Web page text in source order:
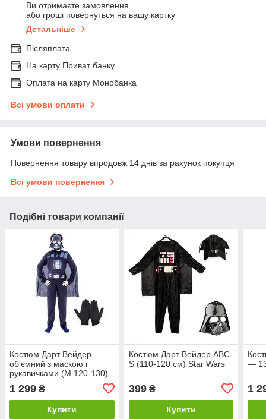
Ви отримаєте замовлення
або гроші повернуться на вашу картку
Детальніше
Післяплата
На карту Приват банку
Оплата на карту Монобанка
Всі умови оплати
Умови повернення
Повернення товару впродовж 14 днів за рахунок покупця
Всі умови повернення
Подібні товари компанії
Костюм Дарт Вейдер
об'ємний з маскою і
рукавичками (М 120-130)
1 299 ₴
Купити
Костюм Дарт Вейдер ABC
S (110-120 см) Star Wars
399₴
Купити
—
1